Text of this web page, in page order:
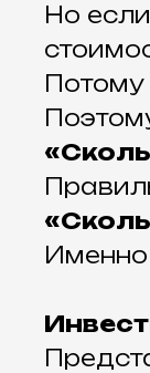
Но
Потому
Именно